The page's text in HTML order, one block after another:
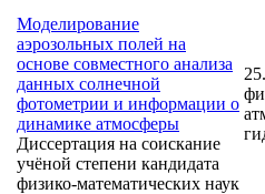
Моделирование
аэрозольных полей на
основе совместного анализа
данных солнечной
фотометрии и информации о
динамике атмосферы
Диссертация на соискание
учёной степени кандидата
физико-математических наук